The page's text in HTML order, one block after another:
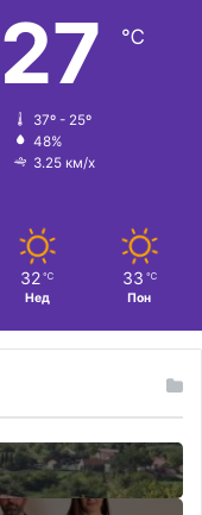
27 ℃
37º - 25º
48%
3.25 км/х
32 ℃
Нед
33 ℃
Пон